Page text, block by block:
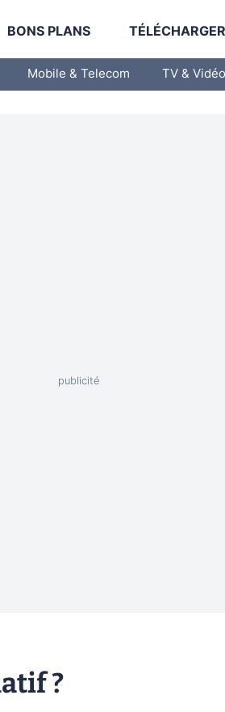
BONS PLANS
Mobile & Telecom TV & Vidéo
?